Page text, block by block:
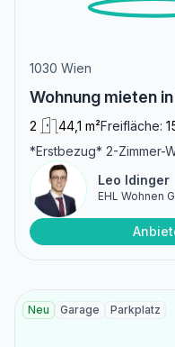
1030 Wien
Wohnung mieten
2 44,1 m²Freifläche:
*Erstbezug* 2-Zimmer-
Leo Idinger
EHL Wohnen
Neu Garage Parkplatz